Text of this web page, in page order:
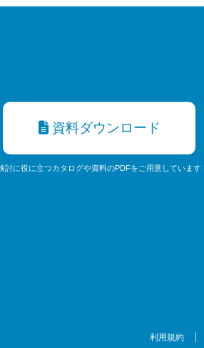
資料ダウンロード
討に役に立つカタログや資料のPDFをご用意しています
利用規約